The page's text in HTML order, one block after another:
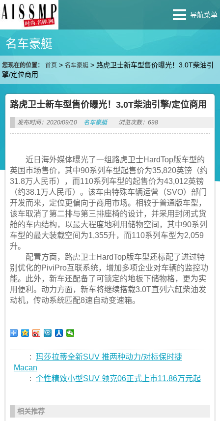
导航菜单
名车豪艇
您现在的位置： 首页 >名车豪艇 > 路虎卫士新车型售价曝光！3.0T柴油引
擎/定位商用
路虎卫士新车型售价曝光！3.0T柴油引擎/定位商用
发布时间：2020/09/10 名车豪艇 浏览次数：698
近日海外媒体曝光了一组路虎卫士HardTop版车型的
英国市场售价，其中90系列车型起售价为35,820英镑（约
31.8万人民币），而110系列车型的起售价为43,012英镑
（约38.1万人民币）。该车由特殊车辆运营（SVO）部门
开发而来，定位更偏向于商用市场。相较于普通版车型，
该车取消了第二排与第三排座椅的设计，并采用封闭式货
舱的车内结构，以最大程度地利用储物空间，其中90系列
车型的最大装载空间为1,355升，而110系列车型为2,059
升。
配置方面，路虎卫士HardTop版车型还标配了进过特
别优化的PiviPro互联系统，增加多项企业对车辆的监控功
能。此外，新车还配备了可锁定的地板下储物格，更为实
用便利。动力方面，新车将继续搭载3.0T直列六缸柴油发
动机，传动系统匹配8速自动变速箱。
: 玛莎拉蒂全新SUV 推两种动力/对标保时捷
Macan
: 个性精致小型SUV 领克06正式上市11.86万元起
相关推荐